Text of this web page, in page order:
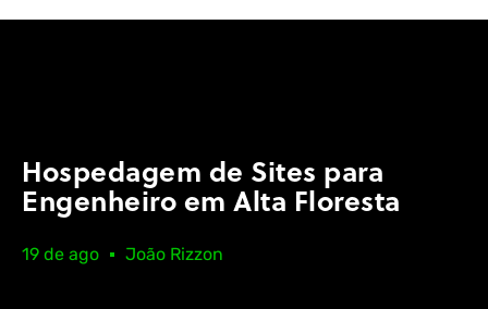
Hospedagem de Sites para
Engenheiro em Alta Floresta
19 de ago João Rizzon